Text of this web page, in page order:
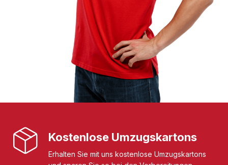
Kostenlose Umzugskartons
Erhalten Sie mit uns kostenlose Umzugskartons